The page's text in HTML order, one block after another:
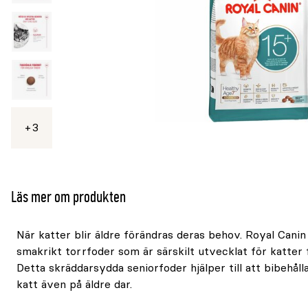
3
Läs mer om produkten
När katter blir äldre förändras deras behov. Royal
smakrikt torrfoder som är särskilt utvecklat för katter
Detta skräddarsydda seniorfoder hjälper till att
katt även på äldre dar.